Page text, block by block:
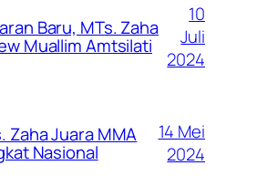
Baru, MTs. Zaha
Muallim Amtsilati
10
Juli
2024
Zaha Juara MMA
Nasional
14 Mei
2024